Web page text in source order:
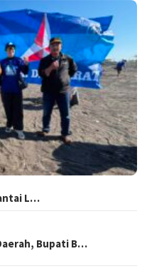
L…
Bupati B…